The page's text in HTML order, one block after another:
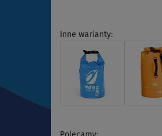
Inne warianty: